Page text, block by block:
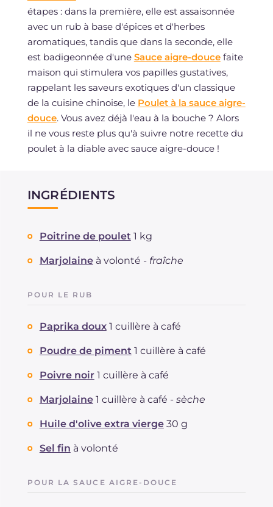
étapes : dans la première, elle est assaisonnée
avec un rub à base d'épices et d'herbes
aromatiques, tandis que dans la seconde, elle
est badigeonnée d'une Sauce aigre-doucefaite
maison qui stimulera vos papilles gustatives,
rappelant les saveurs exotiques d'un classique
de la cuisine chinoise, le Poulet à la sauce aigre-
douce. Vous avez déjà l'eau à la bouche ? Alors
il ne vous reste plus qu'à suivre notre recette du
poulet à la diable avec sauce aigre-douce !
INGRÉDIENTS
Poitrine de poulet 1 kg
Marjolaine à volonté - fraîche
POUR LE RUB
Paprika doux 1 cuillère à café
Poudre de piment 1 cuillère à café
Poivre noir 1 cuillère à café
Marjolaine 1 cuillère à café - sèche
Huile d'olive extra vierge 30 g
Sel fin à volonté
POUR LA SAUCE AIGRE-DOUCE